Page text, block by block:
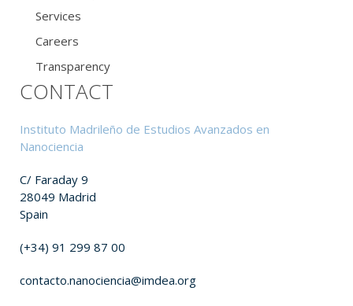
Services
Careers
Transparency
CONTACT
Instituto Madrileño de Estudios Avanzados en
Nanociencia
C/ Faraday 9
28049 Madrid
Spain
(+34) 91 299 87 00
contacto.nanociencia@imdea.org